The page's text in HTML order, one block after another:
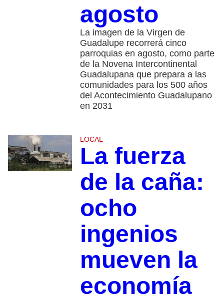
agosto
La imagen de la Virgen de
Guadalupe recorrerá cinco
parroquias en agosto, como parte
de la Novena Intercontinental
Guadalupana que prepara a las
comunidades para los 500 años
del Acontecimiento Guadalupano
en 2031
LOCAL
La fuerza
de la caña:
ocho
ingenios
mueven la
economía